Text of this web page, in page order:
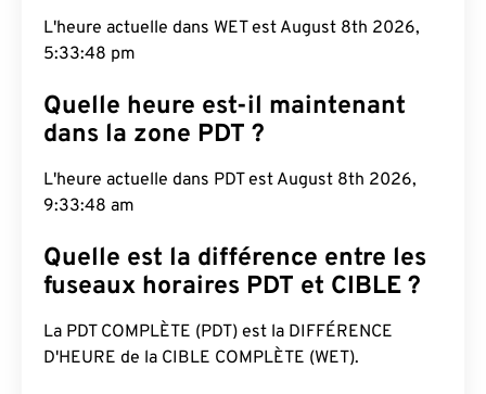
L'heure actuelle dans WET est August 8th 2026,
5:33:49 pm
Quelle heure est-il maintenant
dans la zone PDT ?
L'heure actuelle dans PDT est August 8th 2026,
9:33:49 am
Quelle est la différence entre les
fuseaux horaires PDT et CIBLE ?
La PDT COMPLÈTE (PDT) est la DIFFÉRENCE
D'HEURE de la CIBLE COMPLÈTE (WET).